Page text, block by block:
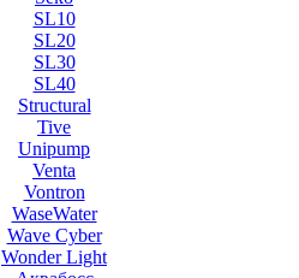
SL10
SL20
SL30
SL40
Structural
Tive
Unipump
Venta
Vontron
WaseWater
Wave Cyber
Wonder Light